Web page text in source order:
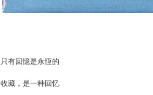
只有回憶是永恆的
收藏，是一种回忆